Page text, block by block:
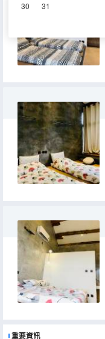
30 31
重要資訊